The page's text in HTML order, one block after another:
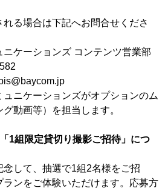
れる場合は下記へお問合せくださ
ケーションズ コンテンツ営業部
ニケーションズがオプションのム
動画等）を担当します。
1組限定貸切り撮影ご招待」につ
して、抽選で1組2名様をご招
ンをご体験いただけます。応募方